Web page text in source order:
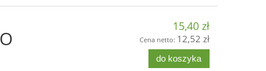
15,40 zł
Cena netto: 12,52 zł
do koszyka